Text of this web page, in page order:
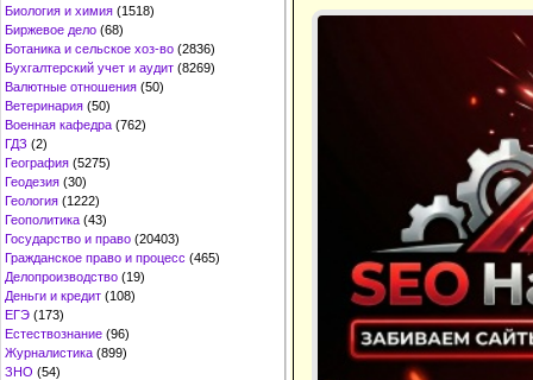
Биология и химия (1518)
Биржевое дело (68)
Ботаника и сельское хоз-во (2836)
Бухгалтерский учет и аудит (8269)
Валютные отношения (50)
Ветеринария (50)
Военная кафедра (762)
ГДЗ (2)
География (5275)
Геодезия (30)
Геология (1222)
Геополитика (43)
Государство и право (20403)
Гражданское право и процесс (465)
Делопроизводство (19)
Деньги и кредит (108)
ЕГЭ (173)
Естествознание (96)
Журналистика (899)
ЗНО (54)